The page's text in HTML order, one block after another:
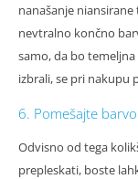
nanašanje
nevtralno končno
samo, da bo
izbrali, se pri nakupu
6. Pomešajte barvo
Odvisno od tega
prepleskati, boste